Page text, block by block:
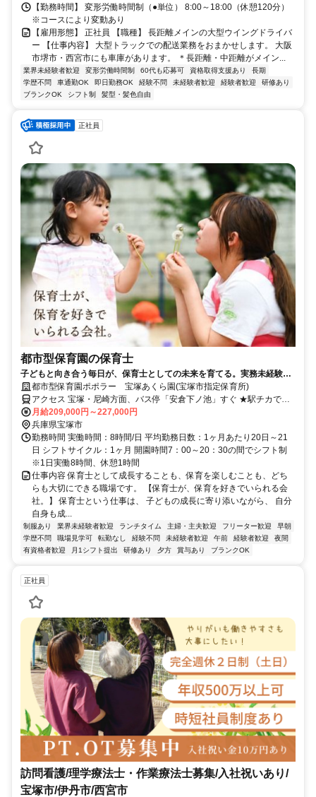
駅から車35分 電車33分 ・阪急梅田駅から車35分 電車40分 ・阪急三
宮駅から車60分 電車50分 ・JR神戸駅から車70分 電車53分 〇車通勤
OK！
【勤務時間】 変形労働時間制（●単位） 8:00～18:00（休憩120分）
※コースにより変動あり
【雇用形態】 正社員 【職種】 長距離メインの大型ウイングドライバ
ー 【仕事内容】 大型トラックでの配送業務をおまかせします。 大阪
市堺市・西宮市にも車庫があります。 ＊長距離・中距離がメイン...
業界未経験者歓迎 変形労働時間制 60代も応募可 資格取得支援あり
長期
学歴不問
車通勤OK 即日勤務OK 経験不問 未経験者歓迎 経験者歓迎
研修あり
ブランクOK
シフト制 髪型・髪色自由
正社員
都市型保育園の保育士
子どもと向き合う毎日が、保育士としての未来を育てる。実務未経験・
ブランクOK♪賞与年2回！年間休日108日/122日の選択可◎少人数で働き
やすい都市型保育園！
都市型保育園ポポラー 宝塚あくら園(宝塚市指定保育所)
アクセス 宝塚・尼崎方面、バス停「安倉下ノ池」すぐ ★駅チカで通
勤ラクラク！
月給209,000円～227,000円
兵庫県宝塚市
勤務時間 実働時間：8時間/日 平均勤務日数：1ヶ月あたり20日～21
日 シフトサイクル：1ヶ月 開園時間7：00～20：30の間でシフト制
※1日実働8時間、休憩1時間
仕事内容 保育士として成長することも、保育を楽しむことも、どち
らも大切にできる職場です。 【保育士が、保育を好きでいられる会
社。】 保育士という仕事は、 子どもの成長に寄り添いながら、 自分
自身も成...
制服あり 業界未経験者歓迎 ランチタイム 主婦・主夫歓迎 フリーター歓迎
早朝
学歴不問
職場見学可 転勤なし 経験不問 未経験者歓迎 午前 経験者歓迎
夜間
有資格者歓迎
月1シフト提出 研修あり 夕方 賞与あり ブランクOK
正社員
訪問看護/理学療法士・作業療法士募集/入社祝いあり/
宝塚市/伊丹市/西宮市